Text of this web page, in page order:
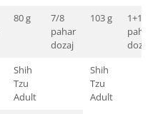
80 g
7/8
pahar
dozaj
103 g
1+1/8
pahar
dozaj
Shih
Tzu
Adult
Shih
Tzu
Adult